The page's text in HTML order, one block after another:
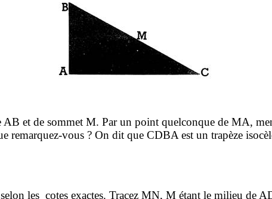
AB et de sommet M. Par un point quelconque de MA,
remarquez-vous ? On dit que CDBA est un trapèze
les cotes exactes. Tracez MN, M étant le milieu de